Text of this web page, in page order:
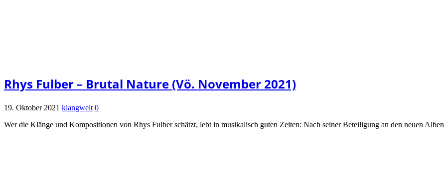
Rhys Fulber – Brutal Nature (Vö. November 2021)
19. Oktober 2021 klangwelt 0
Wer die Klänge und Kompositionen von Rhys Fulber schätzt, lebt in musikalisch guten Zeiten: Nach seiner Beteiligung an den neuen